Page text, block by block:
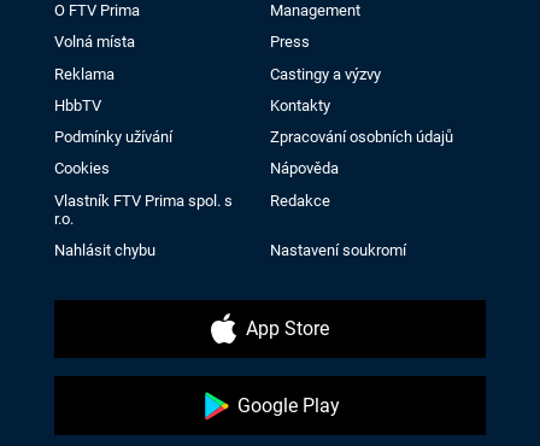
O FTV Prima
Management
Volná místa
Press
Reklama
Castingy a výzvy
HbbTV
Kontakty
Podmínky užívání
Zpracování osobních údajů
Cookies
Nápověda
Vlastník FTV Prima spol. s
r.o.
Redakce
Nahlásit chybu Nastavení soukromí
App Store
Google Play